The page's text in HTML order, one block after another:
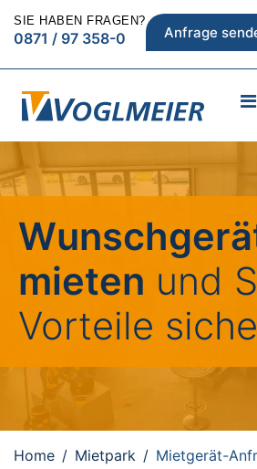
SIE HABEN FRAGEN?
0871 / 97 358-0 Anfrage
mieten und
Vorteile
Home Mietpark Mietgerät-